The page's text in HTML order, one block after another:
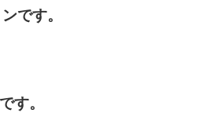
です。
す。